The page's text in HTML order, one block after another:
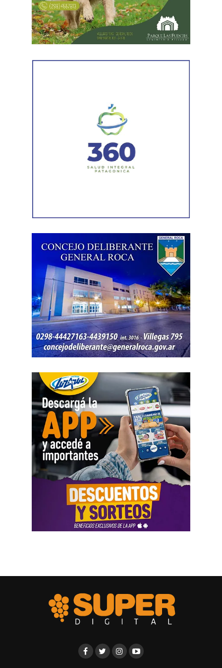
servicios gastronómicos, asesoramiento y gestión
empresarial.También registró vehículos a su nombre.
Luego llegaron los datos de la Municipalidad de
habilitación comercial vigente para un establecimiento
La Agencia de Recaudación y Control Aduanero sumó
más piezas. Según la sentencia,
el progenitor aparecía
registrado como socio, gerente o administrador en
distintas firmas. A esa información se agregó un
ni qué parte correspondía al progenitor.
La jueza también examinó una certificación contable que
él mismo presentó. Ese documento informó un promedio
de ingresos durante un período determinado y consignó
una relación laboral con una de las empresas. El fallo
aclaró que esos datos no reflejaban necesariamente la
totalidad de los recursos, ya que existían otras
participaciones comerciales acreditadas en la causa.
El informe bancario añadió otro elemento. La cuenta
saldos durante varios meses. La sentencia tomó esos
movimientos como parte del análisis patrimonial, aunque
no los consideró suficientes para establecer por sí solos
una cifra definitiva.
Las declaraciones testimoniales completaron el cuadro.
Varias personas hablaron sobre locales gastronómicos,
viajes al exterior, vehículos y nivel de vida. Otro
testimonio mencionó la relación del progenitor con una
empresa que ocupaba un inmueble comercial.
Aun con ese conjunto de pruebas, la jueza señaló que
faltó documentación contable específica. También
sostuvo que el progenitor estaba en mejores condiciones
dinámicas. Según la resolución, ese principio impone el
posibilidades técnicas o materiales para hacerlo.
La jueza fijó una cuota alimentaria equivalente a ocho
se practique una liquidación por los períodos anteriores,
con deducción de los pagos ya realizados.